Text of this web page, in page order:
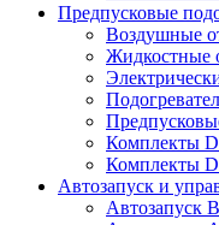
Предпусковые
Воздушные
Жидкостные
Комплекты
Комплекты
Автозапуск и
Автозапуск